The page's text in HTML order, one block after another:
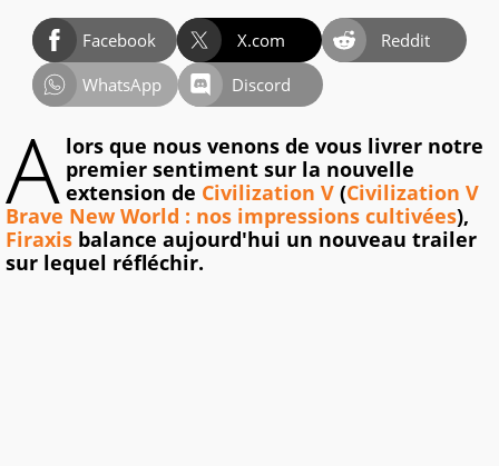
Facebook X.com
Reddit
WhatsApp
Discord
A lors que nous venons de vous livrer notre
premier sentiment sur la nouvelle
extension de Civilization V (Civilization V
Brave New World : nos impressions cultivées),
Firaxis balance aujourd'hui un nouveau trailer
sur lequel réfléchir.